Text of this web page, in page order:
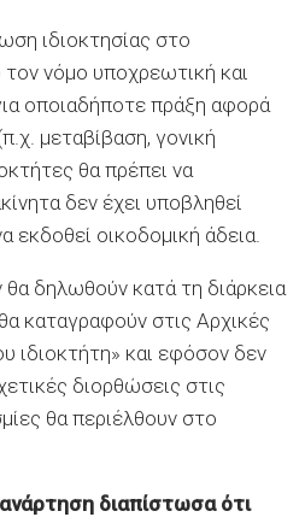
ιδιοκτησίας στο
τον νόμο υποχρεωτική και
οποιαδήποτε πράξη αφορά
μεταβίβαση, γονική
θα πρέπει να
δεν έχει υποβληθεί
εκδοθεί οικοδομική άδεια.
θα δηλωθούν κατά τη διάρκεια
καταγραφούν στις Αρχικές
ιδιοκτήτη» και εφόσον δεν
διορθώσεις στις
θα περιέλθουν στο
διαπίστωσα ότι